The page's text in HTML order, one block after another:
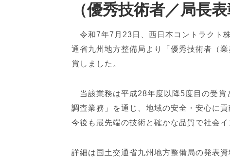
（優秀技術者／局長表
令和7年7月23日、西日本コントラクト
通省九州地方整備局より「優秀技術者（
賞しました。
当該業務は平成28年度以降5度目の受賞
調査業務」を通じ、地域の安全・安心に
今後も最先端の技術と確かな品質で社会
詳細は国土交通省九州地方整備局の発表資